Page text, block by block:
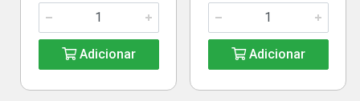
Adicionar Adicionar